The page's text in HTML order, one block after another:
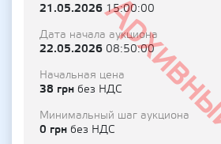
21.05.202615:00:00
Дата начала аукциона
22.05.2026 08:50:00
Начальная цена
38 грн без НДС
Минимальный шаг аукциона
0 грн без НДС